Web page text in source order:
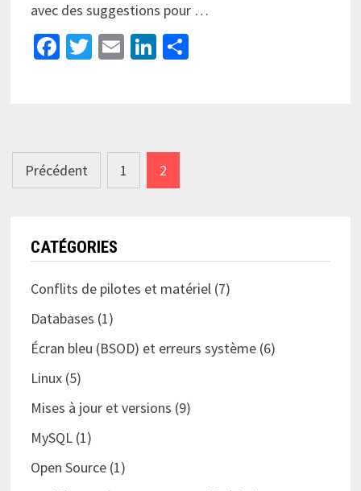
avec des suggestions pour …
Facebook
Twitter
EmailLinkedIn
Partager
Pagination
des
Précédent 1 2
CATÉGORIES
Conflits de pilotes et matériel(7)
Databases (1)
Écran bleu (BSOD) et erreurs système(6)
Linux(5)
Mises à jour et versions (9)
MySQL(1)
Open Source(1)